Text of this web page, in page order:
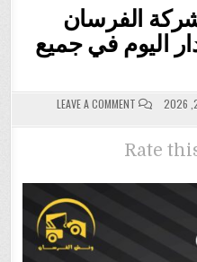
الفرسان
مدار اليوم في جميع
LEAVE A COMMENT
ON
ونش
انقاذ
ع
مدار
اليوم
في
جميع
انحاء
Rate